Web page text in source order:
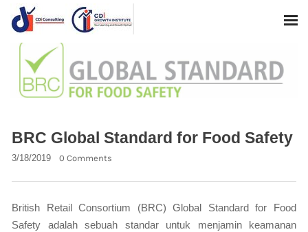
BRC Global Standard for Food Safety
3/18/2019 0 Comments
British Retail Consortium (BRC) Global Standard for Food
Safety adalah sebuah standar untuk menjamin keamanan